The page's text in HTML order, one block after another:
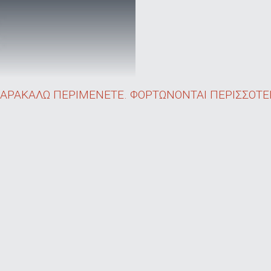
ΠΕΡΙΜΕΝΕΤΕ. ΦΟΡΤΩΝΟΝΤΑΙ